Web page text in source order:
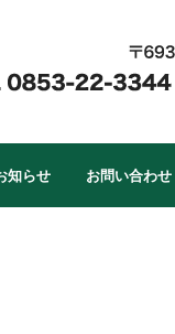
知らせ お問い合わせ